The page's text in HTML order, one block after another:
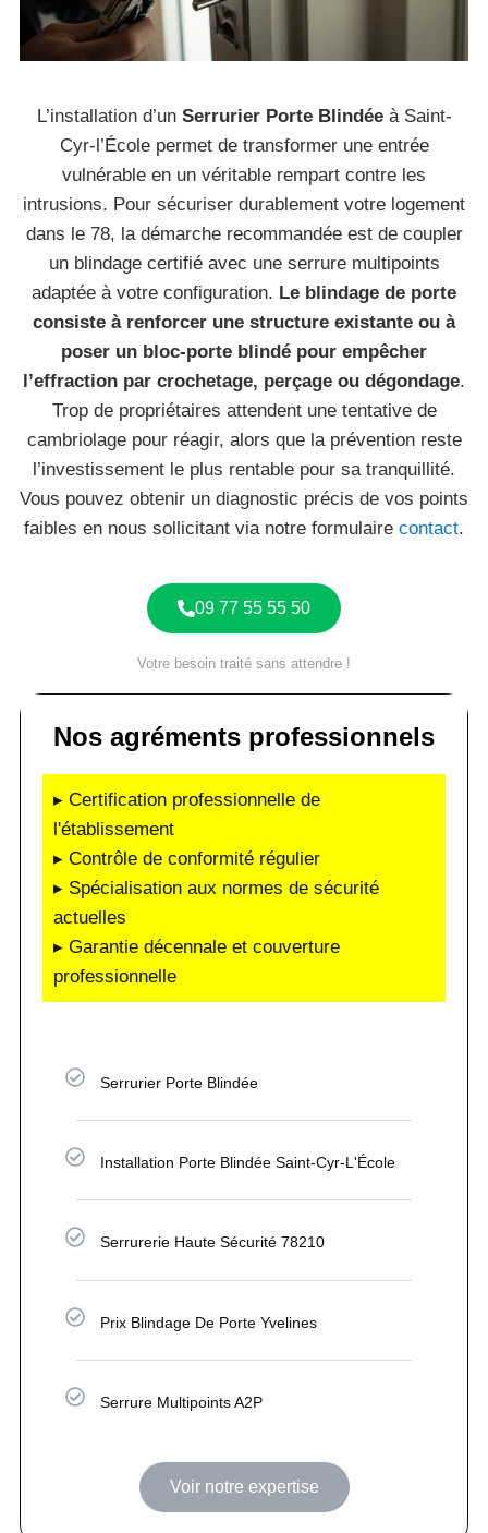
L’installation d’un Serrurier Porte Blindéeà Saint-
Cyr-l’École permet de transformer une entrée
vulnérable en un véritable rempart contre les
intrusions. Pour sécuriser durablement votre logement
dans le 78, la démarche recommandée est de coupler
un blindage certifié avec une serrure multipoints
adaptée à votre configuration. Le blindage de porte
consiste à renforcer une structure existante ou à
poser un bloc-porte blindé pour empêcher
l’effraction par crochetage, perçage ou dégondage.
Trop de propriétaires attendent une tentative de
cambriolage pour réagir, alors que la prévention reste
l’investissement le plus rentable pour sa tranquillité.
Vous pouvez obtenir un diagnostic précis de vos points
faibles en nous sollicitant via notre formulaire contact.
09 77 55 55 50
Votre besoin traité sans attendre !
Nos agréments professionnels
▸ Certification professionnelle de
l'établissement
▸ Contrôle de conformité régulier
▸ Spécialisation aux normes de sécurité
actuelles
▸ Garantie décennale et couverture
professionnelle
Serrurier Porte Blindée
Installation Porte Blindée Saint-Cyr-L'École
Serrurerie Haute Sécurité 78210
Prix Blindage De Porte Yvelines
Serrure Multipoints A2P
Voir notre expertise